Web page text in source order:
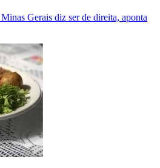
Gerais diz ser de direita, aponta